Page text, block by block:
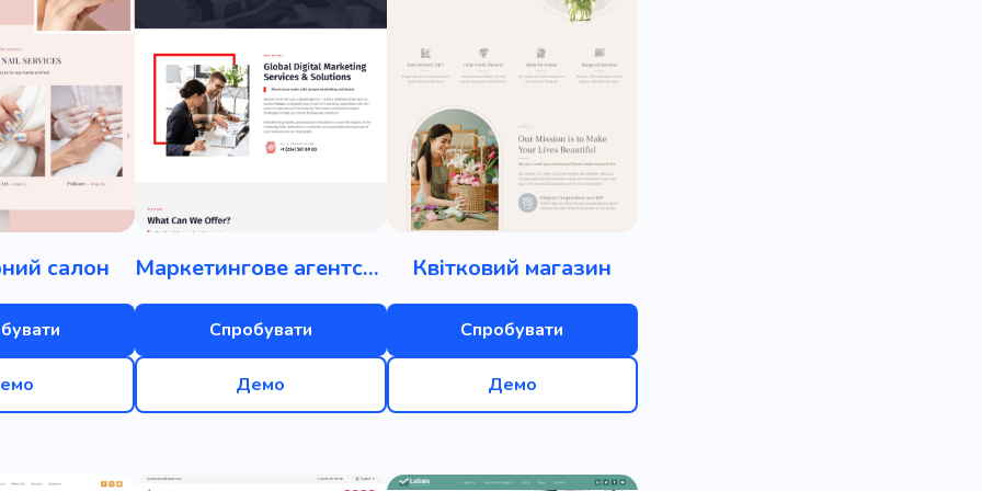
заробітної плати
Редактор
Історія
Ручна робота Яскравий Шиття Прання
Підвищення Інструкції Консультант
Сучасні технології Нова віртуальна реальність
Адвокат
Закон Туризм Стрілянина
Яскравий
знак Танець Плоский Сад
Wi-Fi Кредитування Мотлох Довіра Страхування
Положення
Світ it Кредит Заздалегідь Веб-дизайн з нуля
Шелак
Тригер Ранг Високотехнологічні Вивчити інтерфейс
Бек-енд
Радіо Тендер
Оптимізація
салон Маркетингове агентство
Спробувати
Демо
Квітковий магазин
Спробувати
Демо